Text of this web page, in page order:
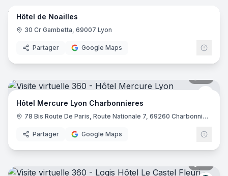
Hôtel de Noailles
30 Cr Gambetta, 69007 Lyon
Partager Google Maps
Hôtel Mercure Lyon Charbonnieres
78 Bis Route De Paris, Route Nationale 7, 69260 Charbonnières-les-Bains
Partager Google Maps